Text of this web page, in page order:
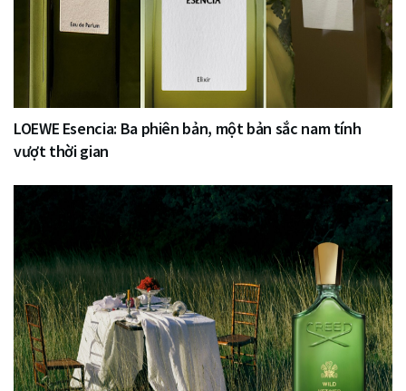
LOEWE Esencia: Ba phiên bản, một bản sắc nam tính
vượt thời gian